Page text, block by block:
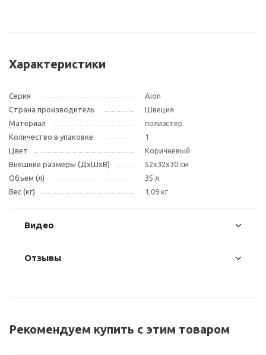
Характеристики
Серия
Aion
Страна производитель
Швеция
Материал
полиэстер
Количество в упаковке
1
Цвет
Коричневый
Внешние размеры (ДxШxВ)
52x32x30 см
Объем (л)
35 л
Вес (кг)
1,09 кг
Видео
Отзывы
Рекомендуем купить с этим товаром